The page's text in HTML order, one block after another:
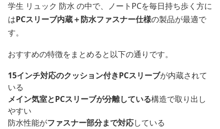
学生 リュック 防水 の中で、ノートPCを毎日持ち歩く方に
はPCスリーブ内蔵＋防水ファスナー仕様の製品が最適で
す。
おすすめの特徴をまとめると以下の通りです。
15インチ対応のクッション付きPCスリーブが内蔵されて
いる
メイン気室とPCスリーブが分離している構造で取り出し
やすい
防水性能がファスナー部分まで対応している